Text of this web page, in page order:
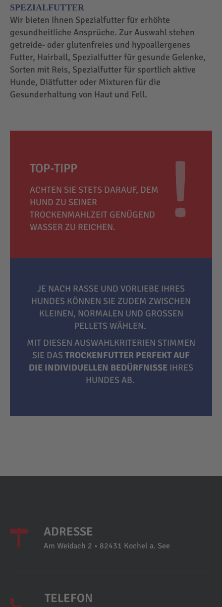
SPEZIALFUTTER
Wir bieten Ihnen Spezialfutter für erhöhte
gesundheitliche Ansprüche. Zur Auswahl stehen
getreide- oder glutenfreies und hypoallergenes
Futter, Hairball, Spezialfutter für gesunde Gelenke,
Sorten mit Reis, Spezialfutter für sportlich aktive
Hunde, Diätfutter oder Mixturen für die
Gesunderhaltung von Haut und Fell.
TOP-TIPP
ACHTEN SIE STETS DARAUF, DEM
HUND ZU SEINER
TROCKENMAHLZEIT GENÜGEND
WASSER ZU REICHEN.
JE NACH RASSE UND VORLIEBE IHRES
HUNDES KÖNNEN SIE ZUDEM ZWISCHEN
KLEINEN, NORMALEN UND GROSSEN P
ELLETS WÄHLEN.
MIT DIESEN AUSWAHLKRITERIEN STIMMEN
SIE DAS TROCKENFUTTER PERFEKT AUF
DIE INDIVIDUELLEN BEDÜRFNISSE IHRES
HUNDES AB.
ADRESSE
Am Weidach 2 • 82431 Kochel a. See
TELEFON